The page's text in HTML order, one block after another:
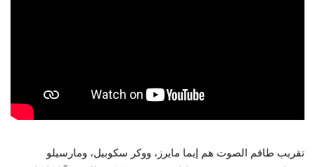
تقريب طاقم الصوت هم إيما مايرز، ووكر سكوبيل، ومارسيلو